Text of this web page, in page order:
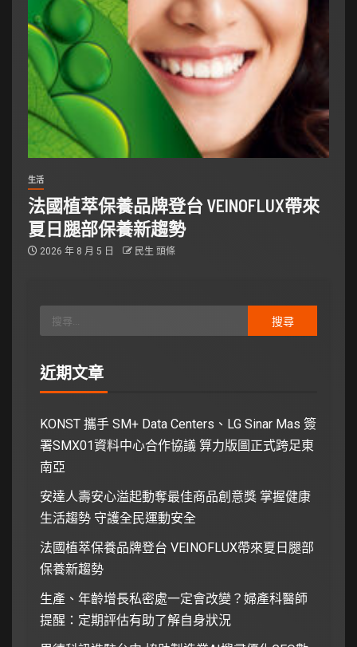
生活
法國植萃保養品牌登台 VEINOFLUX帶來
夏日腿部保養新趨勢
2026 年 8 月 5 日 民生 頭條
近期文章
KONST 攜手 SM+ Data Centers、LG Sinar Mas 簽
署SMX01資料中心合作協議 算力版圖正式跨足東
南亞
安達人壽安心溢起動奪最佳商品創意獎 掌握健康
生活趨勢 守護全民運動安全
法國植萃保養品牌登台 VEINOFLUX帶來夏日腿部
保養新趨勢
生產、年齡增長私密處一定會改變？婦產科醫師
提醒：定期評估有助了解自身狀況